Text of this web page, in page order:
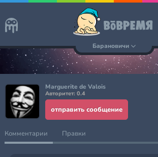
Барановичи
Marguerite de Valois
Авторитет: 0.4
отправить сообщение
Комментарии Правки